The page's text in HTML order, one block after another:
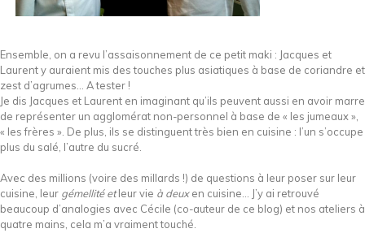
Ensemble, on a revu l’assaisonnement de ce petit maki : Jacques et
Laurent y auraient mis des touches plus asiatiques à base de coriandre et
zest d’agrumes… A tester !
Je dis Jacques et Laurent en imaginant qu’ils peuvent aussi en avoir marre
de représenter un agglomérat non-personnel à base de « les jumeaux »,
« les frères ». De plus, ils se distinguent très bien en cuisine : l’un s’occupe
plus du salé, l’autre du sucré.
Avec des millions (voire des millards !) de questions à leur poser sur leur
cuisine, leur gémellité etleur vie à deuxen cuisine… J’y ai retrouvé
beaucoup d’analogies avec Cécile (co-auteur de ce blog) et nos ateliers à
quatre mains, cela m’a vraiment touché.